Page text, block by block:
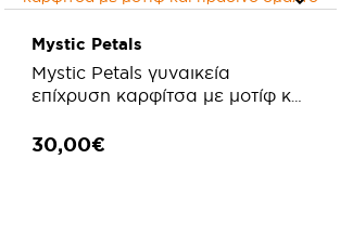
Mystic Petals
Mystic Petals γυναικεία
επίχρυση καρφίτσα με μοτίφ και
30,00€